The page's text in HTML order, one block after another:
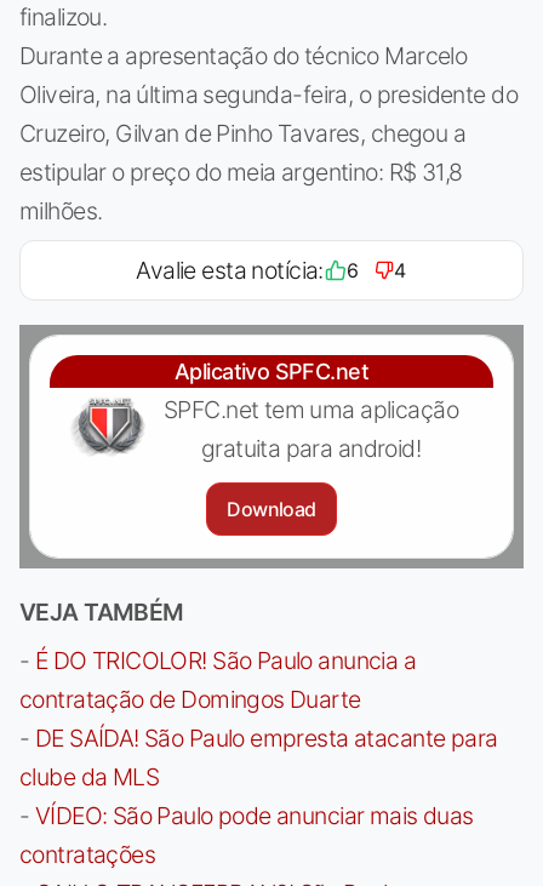
finalizou.
Durante a apresentação do técnico Marcelo
Oliveira, na última segunda-feira, o presidente do
Cruzeiro, Gilvan de Pinho Tavares, chegou a
estipular o preço do meia argentino: R$ 31,8
milhões.
Avalie esta notícia: 6 4
Aplicativo SPFC.net
SPFC.net tem uma aplicação
gratuita para android!
Download
VEJA TAMBÉM
- É DO TRICOLOR! São Paulo anuncia a
contratação de Domingos Duarte
- DE SAÍDA! São Paulo empresta atacante para
clube da MLS
- VÍDEO: São Paulo pode anunciar mais duas
contratações